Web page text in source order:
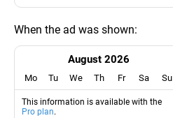
When the ad was shown:
August 2026
Mo Tu We Th Fr Sa Su
This information is available with the
Pro plan.